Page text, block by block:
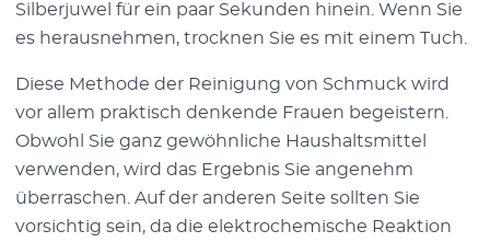
Silberjuwel für ein paar Sekunden hinein. Wenn Sie
es herausnehmen, trocknen Sie es mit einem Tuch.
Diese Methode der Reinigung von Schmuck wird
vor allem praktisch denkende Frauen begeistern.
Obwohl Sie ganz gewöhnliche Haushaltsmittel
verwenden, wird das Ergebnis Sie angenehm
überraschen. Auf der anderen Seite sollten Sie
vorsichtig sein, da die elektrochemische Reaktion